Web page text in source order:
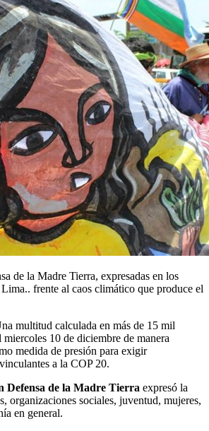
de la Madre Tierra, expresadas en los
frente al caos climático que produce el
multitud calculada en más de 15 mil
10 de diciembre de manera
medida de presión para exigir
a la COP 20.
Defensa de la Madre Tierra expresó la
organizaciones sociales, juventud, mujeres,
en general.